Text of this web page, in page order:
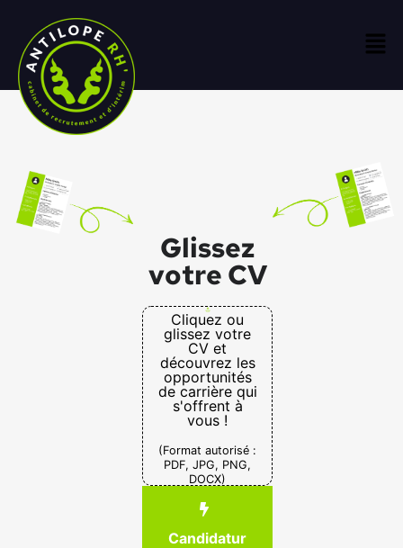
Glissez
votre CV
Cliquez ou
glissez votre
CV et
découvrez les
opportunités
de carrière qui
s'offrent à
vous !
(Format autorisé :
PDF, JPG, PNG,
DOCX)
Candidatur